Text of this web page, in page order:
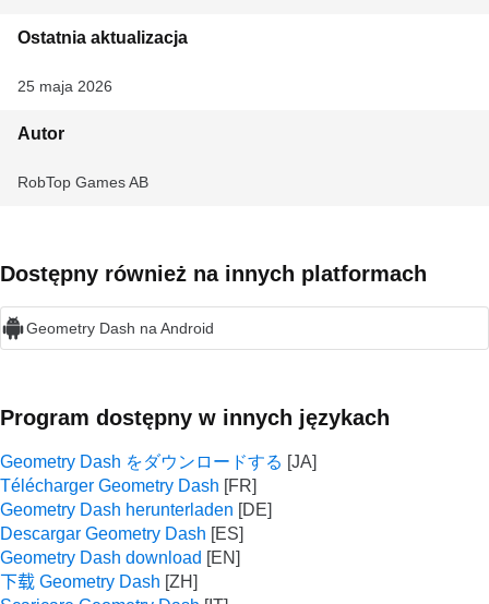
Ostatnia aktualizacja
25 maja 2026
Autor
RobTop Games AB
Dostępny również na innych platformach
Geometry Dash na Android
Program dostępny w innych językach
Geometry Dash をダウンロードする
Télécharger Geometry Dash
Geometry Dash herunterladen
Descargar Geometry Dash
Geometry Dash download
下载 Geometry Dash